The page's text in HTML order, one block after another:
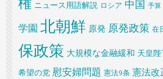
ニュース用語解説 ロシア 中国 予算
学園 北朝鮮 原発 原発政策 在
保政策 大規模な金融緩和 天皇
希望の党 慰安婦問題 憲法9条 憲法改